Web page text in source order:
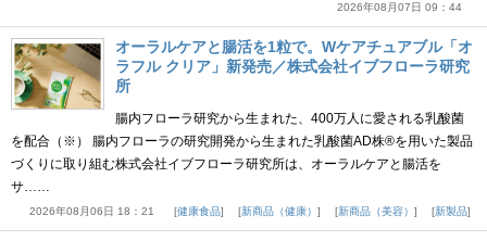
2026年08月07日 09：44
オーラルケアと腸活を1粒で。Wケアチュアブル「オ
ラフル クリア」新発売／株式会社イブフローラ研究
所
腸内フローラ研究から生まれた、400万人に愛される乳酸菌
を配合（※） 腸内フローラの研究開発から生まれた乳酸菌AD株®を用いた製品
づくりに取り組む株式会社イブフローラ研究所は、オーラルケアと腸活を
サ……
2026年08月06日 18：21 健康食品 新商品（健康） 新商品（美容） 新製品